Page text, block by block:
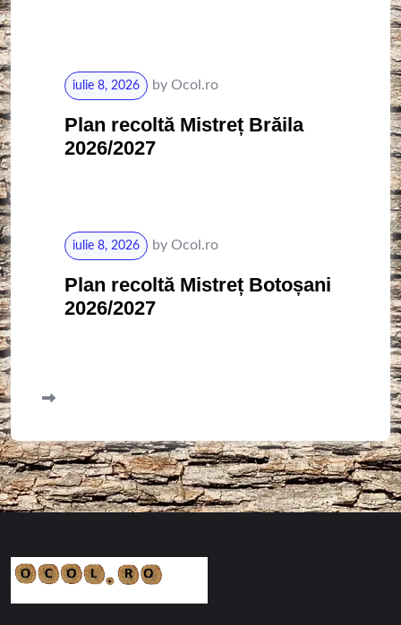
iulie 8, 2026 by Ocol.ro
Plan recoltă Mistreț Brăila
2026/2027
iulie 8, 2026 by Ocol.ro
Plan recoltă Mistreț Botoșani
2026/2027